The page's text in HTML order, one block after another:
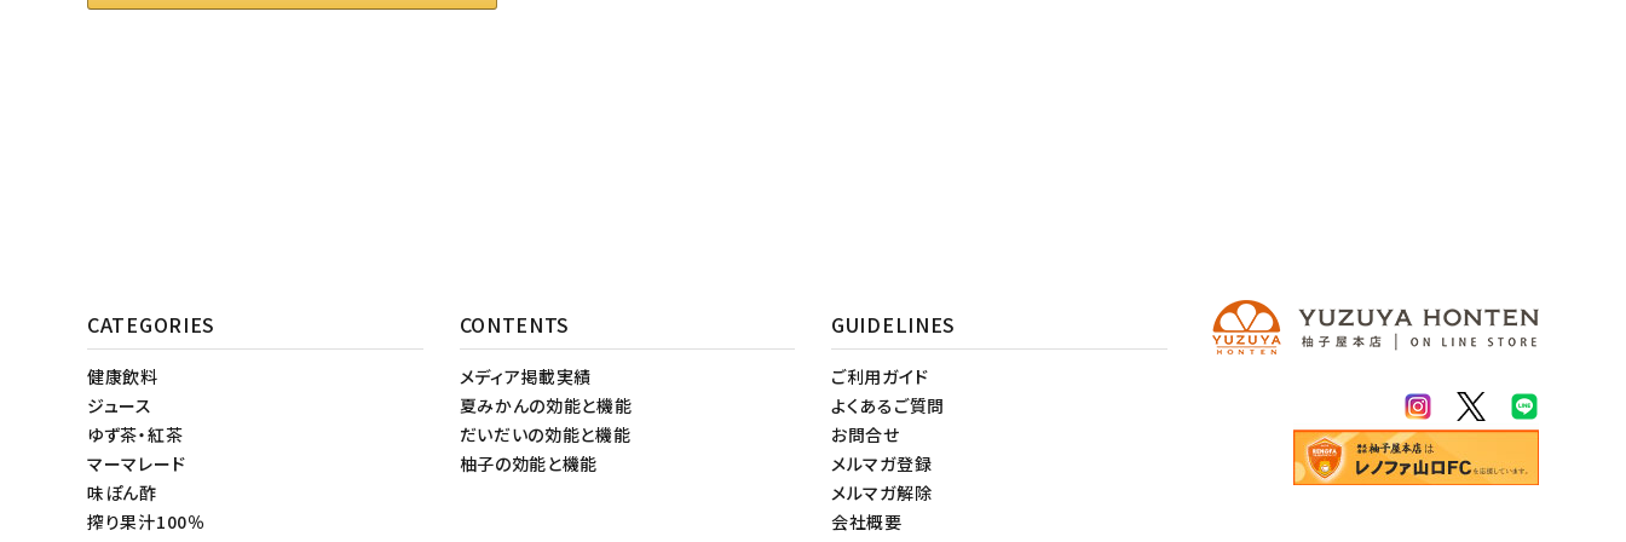
CATEGORIES
健康飲料
ジュース
ゆず茶・紅茶
マーマレード
味ぽん酢
搾り果汁100％
CONTENTS
メディア掲載実績
夏みかんの効能と機能
だいだいの効能と機能
柚子の効能と機能
GUIDELINES
ご利用ガイド
よくあるご質問
お問合せ
メルマガ登録
メルマガ解除
会社概要